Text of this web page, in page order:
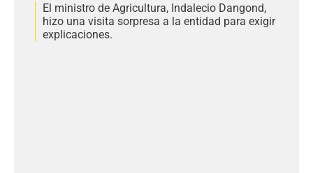
El ministro de Agricultura, Indalecio Dangond,
hizo una visita sorpresa a la entidad para exigir
explicaciones.